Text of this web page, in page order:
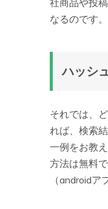
社商品や投
なるのです。
ハッシ
それでは、
れば、検索
一例をお教
方法は無料
（androidア